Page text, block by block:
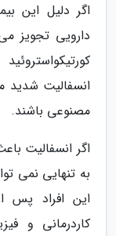
اگر دلیل این
دارویی تجویز
انسفالیت شدید
مصنوعی باشند.
اگر انسفالیت
به تنهایی نمی
این افراد پس
کاردرمانی و